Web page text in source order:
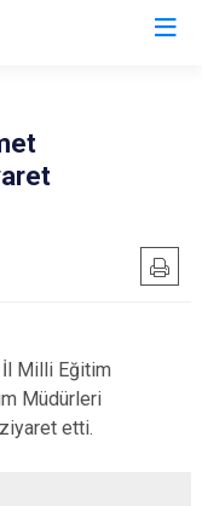
Milli Eğitim
Müdürleri
etti.